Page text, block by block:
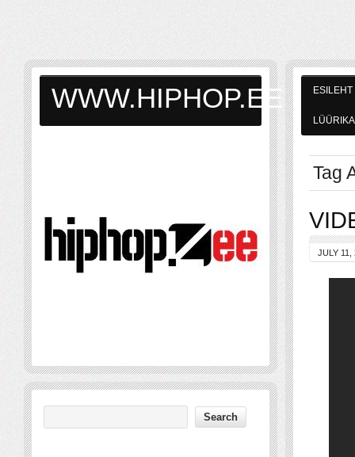
ESILEHT
LÜÜRIKA
Tag
JULY 11,
WWW.HIPHOP.EE